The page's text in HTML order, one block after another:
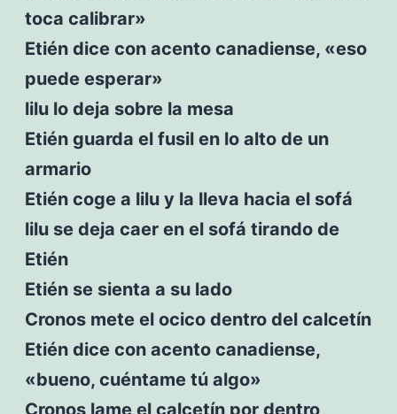
toca calibrar»
Etién dice con acento canadiense, «eso
puede esperar»
lilu lo deja sobre la mesa
Etién guarda el fusil en lo alto de un
armario
Etién coge a lilu y la lleva hacia el sofá
lilu se deja caer en el sofá tirando de
Etién
Etién se sienta a su lado
Cronos mete el ocico dentro del calcetín
Etién dice con acento canadiense,
«bueno, cuéntame tú algo»
Cronos lame el calcetín por dentro